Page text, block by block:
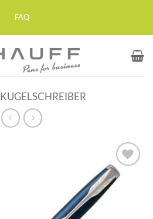
FAQ
KUGELSCHREIBER
Auf die
Merkliste